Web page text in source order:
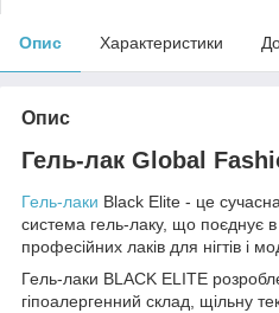
Опис Характеристики
Опис
Гель-лак Global
Гель-лаки Black Elite - це
система гель-лаку, що поєднує в
професійних лаків для нігтів і
Гель-лаки BLACK ELITE
гіпоалергенний склад, щільну